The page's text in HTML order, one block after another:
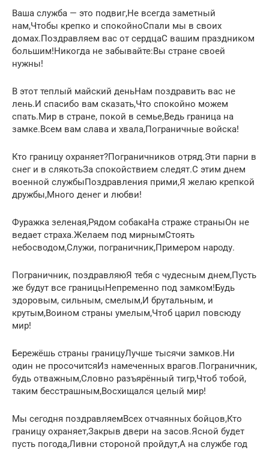
Ваша служба — это подвиг,Не всегда заметный
нам,Чтобы крепко и спокойноСпали мы в своих
домах.Поздравляем вас от сердцаС вашим праздником
большим!Никогда не забывайте:Вы стране своей
нужны!
В этот теплый майский деньНам поздравить вас не
лень.И спасибо вам сказать,Что спокойно можем
спать.Мир в стране, покой в семье,Ведь граница на
замке.Всем вам слава и хвала,Пограничные войска!
Кто границу охраняет?Пограничников отряд.Эти парни в
снег и в слякотьЗа спокойствием следят.С этим днем
военной службыПоздравления прими,Я желаю крепкой
дружбы,Много денег и любви!
Фуражка зеленая,Рядом собакаНа страже страныОн не
ведает страха.Желаем под мирнымСтоять
небосводом,Служи, пограничник,Примером народу.
Пограничник, поздравляюЯ тебя с чудесным днем,Пусть
же будут все границыНепременно под замком!Будь
здоровым, сильным, смелым,И брутальным, и
крутым,Воином страны умелым,Чтоб царил повсюду
мир!
Бережёшь страны границуЛучше тысячи замков.Ни
один не просочитсяИз намеченных врагов.Пограничник,
будь отважным,Словно разъярённый тигр,Чтоб тобой,
таким бесстрашным,Восхищался целый мир!
Мы сегодня поздравляемВсех отчаянных бойцов,Кто
границу охраняет,Закрыв двери на засов.Ясной будет
пусть погода,Ливни стороной пройдут,А на службе год